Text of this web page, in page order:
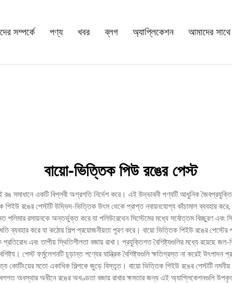
সম্পর্কে পণ্য খবর ব্লগ অ্যাপ্লিকেশন আমাদের
বায়ো-ভিত্তিক পিউ রঙের পেস্ট
সমাধানে একটি বিপ্লবী অগ্রগতি নির্দেশ করে। এই উদ্ভাবনী পণ্যটি আধুনিক
পিইউ রঙের পেস্টটি উদ্ভিদ-ভিত্তিক উৎস থেকে প্রাপ্ত নবায়নযোগ্য কাঁচামাল ব্যবহার
রসায়নকে অন্তর্ভুক্ত করে যা পলিউরেথেন সিস্টেমের মধ্যে সর্বোত্তম বিচ্ছুরণ এবং
ব্যবহার করে যা কঠোর শিল্প প্রয়োজনীয়তা পূরণ করে। বায়ো ভিত্তিক পিইউ রঙের
প্রতিরোধ এবং তাপীয় স্থিতিশীলতা বজায় রাখা। প্রযুক্তিগত বৈশিষ্ট্যগুলির মধ্যে রয়েছে
পেস্ট ফর্মুলেশনটি চূড়ান্ত পণ্যের যান্ত্রিক বৈশিষ্ট্যগুলি ক্ষতিগ্রস্ত না করেই
কোটিংয়ের মতো একাধিক শিল্পকে জুড়ে বিস্তৃত। বায়ো ভিত্তিক পিইউ রঙের পেস্টটি
অবস্থার অধীনে রঙের অখণ্ডতা বজায় রাখার ক্ষমতার জন্য এই অ্যাপ্লিকেশনগুলি